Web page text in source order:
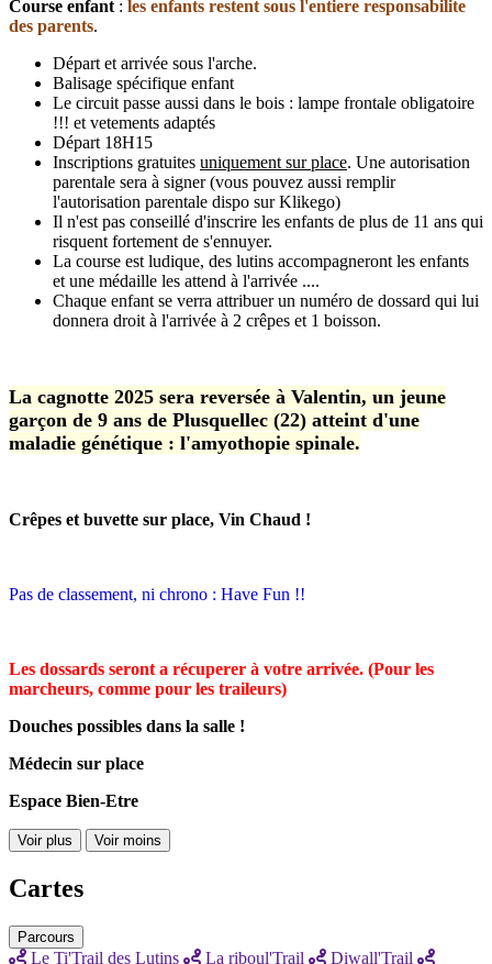
Course enfant : les enfants restent sous l'entiere responsabilite
des parents.
Départ et arrivée sous l'arche.
Balisage spécifique enfant
Le circuit passe aussi dans le bois : lampe frontale obligatoire
!!! et vetements adaptés
Départ 18H15
Inscriptions gratuites uniquement sur place. Une autorisation
parentale sera à signer (vous pouvez aussi remplir
l'autorisation parentale dispo sur Klikego)
Il n'est pas conseillé d'inscrire les enfants de plus de 11 ans qui
risquent fortement de s'ennuyer.
La course est ludique, des lutins accompagneront les enfants
et une médaille les attend à l'arrivée ....
Chaque enfant se verra attribuer un numéro de dossard qui lui
donnera droit à l'arrivée à 2 crêpes et 1 boisson.
La cagnotte 2025 sera reversée à Valentin, un jeune
garçon de 9 ans de Plusquellec (22) atteint d'une
maladie génétique : l'amyothopie spinale.
Crêpes et buvette sur place, Vin Chaud !
Pas de classement, ni chrono : Have Fun !!
Les dossards seront a récuperer à votre arrivée. (Pour les
marcheurs, comme pour les traileurs)
Douches possibles dans la salle !
Médecin sur place
Espace Bien-Etre
Voir plus Voir moins
Cartes
Parcours
Le Ti'Trail des Lutins La riboul'Trail
Diwall'Trail